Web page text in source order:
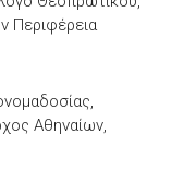
Περιφέρεια
Αθηναίων,